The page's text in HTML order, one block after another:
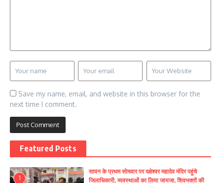
Save my name, email, and website in this browser for the
next time I comment.
Featured Posts
1
सावन के प्रथम सोमवार पर दक्षेश्वर महादेव मंदिर पहुंचे
जिलाधिकारी, व्यवस्थाओं का लिया जायजा, शिवभक्तों की